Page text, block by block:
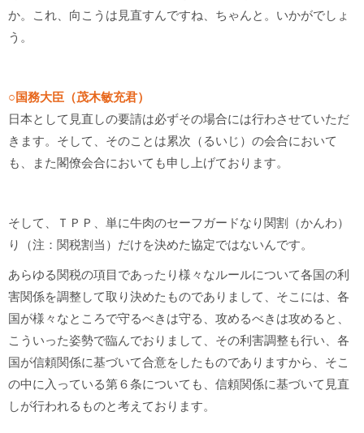
か。これ、向こうは見直すんですね、ちゃんと。いかがでしょ
う。
○国務大臣（茂木敏充君）
日本として見直しの要請は必ずその場合には行わさせていただ
きます。そして、そのことは累次（るいじ）の会合において
も、また閣僚会合においても申し上げております。
そして、ＴＰＰ、単に牛肉のセーフガードなり関割（かんわ）
り（注：関税割当）だけを決めた協定ではないんです。
あらゆる関税の項目であったり様々なルールについて各国の利
害関係を調整して取り決めたものでありまして、そこには、各
国が様々なところで守るべきは守る、攻めるべきは攻めると、
こういった姿勢で臨んでおりまして、その利害調整も行い、各
国が信頼関係に基づいて合意をしたものでありますから、そこ
の中に入っている第６条についても、信頼関係に基づいて見直
しが行われるものと考えております。